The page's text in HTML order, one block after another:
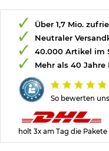
So bewerten
Über 1,7 Mio.
Neutraler
40.000 Artikel im
Mehr als 40 Jahre
holt 3x am Tag die